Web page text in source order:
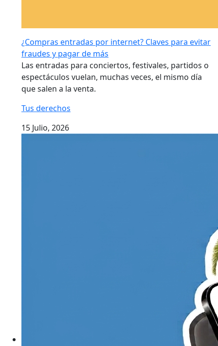
¿Compras entradas por internet? Claves para evitar
fraudes y pagar de más
Las entradas para conciertos, festivales, partidos o
espectáculos vuelan, muchas veces, el mismo día
que salen a la venta.
Tus derechos
15 Julio, 2026